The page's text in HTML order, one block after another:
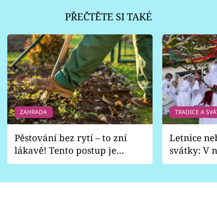
PŘEČTĚTE SI TAKÉ
ZAHRADA
Pěstování bez rytí – to zní
lákavě! Tento postup je
vhodný jen pro některé
TRADICE A
Letnice
svátky: V
pondělí